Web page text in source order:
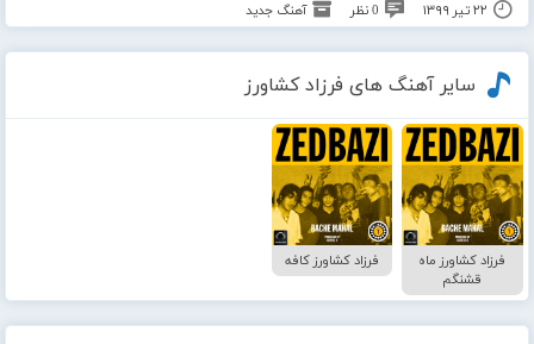
۲۲ تیر ۱۳۹۹ 0 نظر آهنگ جدید
سایر آهنگ های فرزاد کشاورز
فرزاد کشاورز ماه
قشنگم
فرزاد کشاورز کافه